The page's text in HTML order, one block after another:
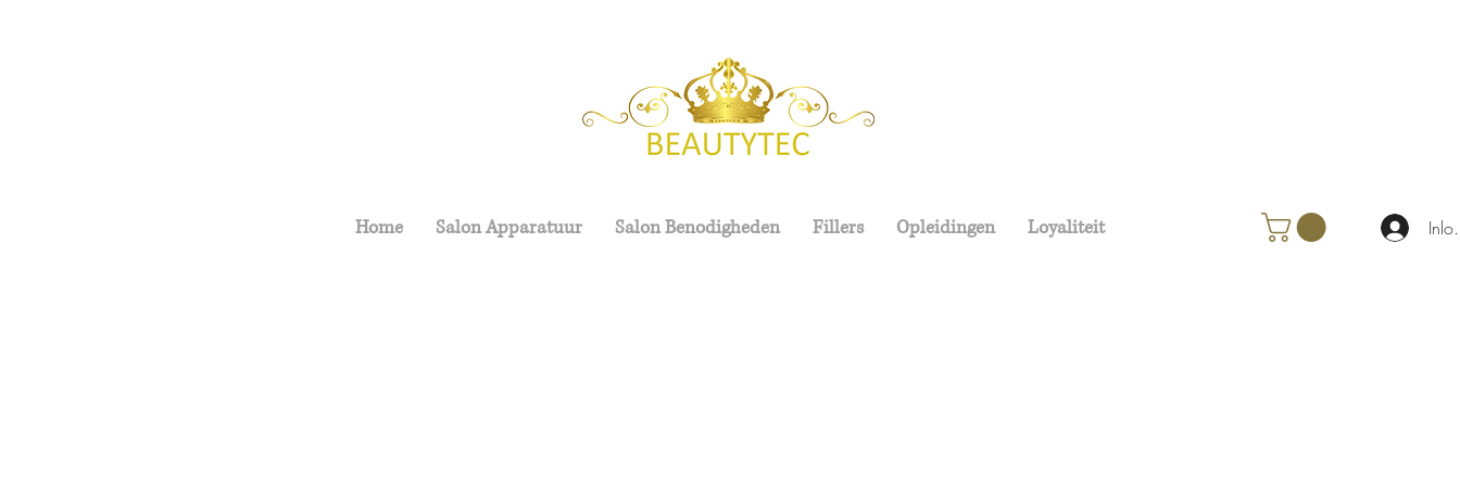
Home Salon Apparatuur Salon Benodigheden Fillers Opleidingen Loyaliteit